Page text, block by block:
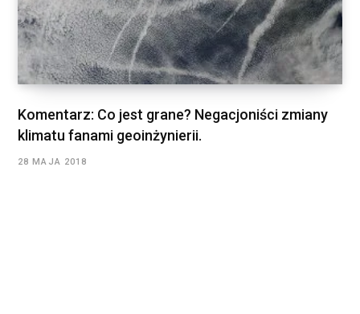
Komentarz: Co jest grane? Negacjoniści zmiany
klimatu fanami geoinżynierii.
28 MAJA 2018